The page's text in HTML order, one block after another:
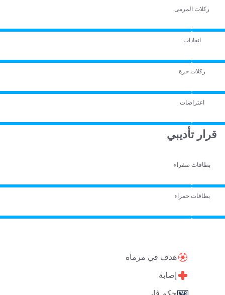
ركلات المرمى
انقاذات
ركلات حرة
اعتراضات
قرار تأديبي
بطاقات صفراء
بطاقات حمراء
هدف في مرماه
إصابة
حكم ڤار